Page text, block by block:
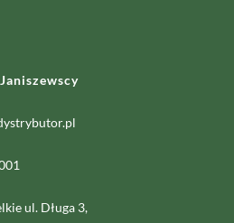
ul. Długa 3,